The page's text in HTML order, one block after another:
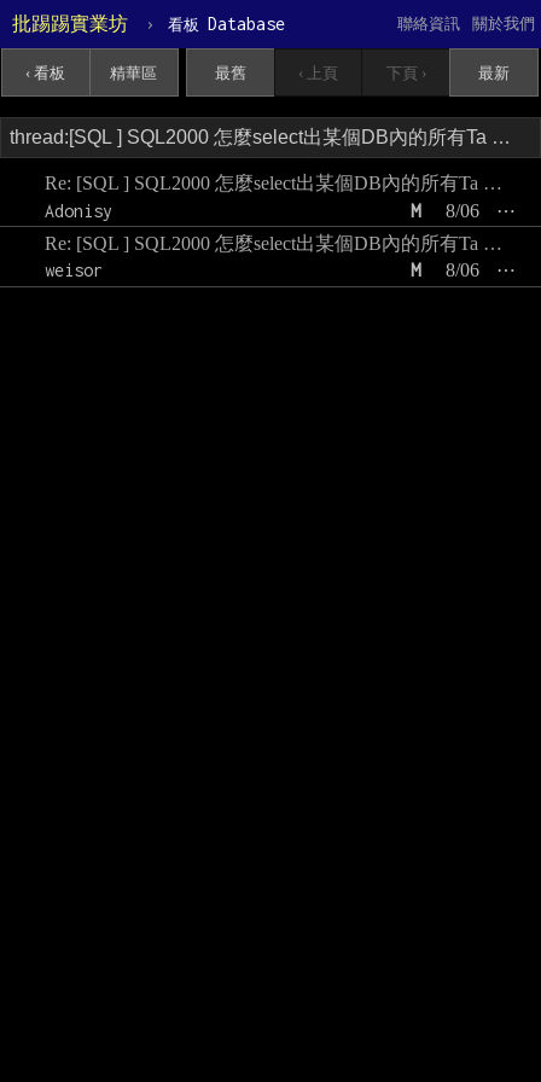
批踢踢實業坊 › 看板 Database 關於我們
聯絡資訊
‹ 看板 精華區 最舊 ‹ 上頁 下頁 › 最新
Re: [SQL ] SQL2000 怎麼select出某個DB內的所有Ta …
Adonisy
⋯
8/06
M
Re: [SQL ] SQL2000 怎麼select出某個DB內的所有Ta …
weisor
⋯
8/06
M